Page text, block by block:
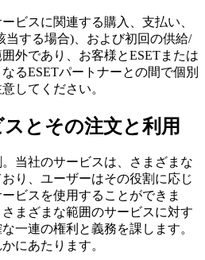
ビスに関連する購入、支払い、
当する場合)、および初回の供給/
外であり、お客様とESETまたは
るESETパートナーとの間で個別
してください。
とその注文と利用
当社のサービスは、さまざまな
り、ユーザーはその役割に応じ
ビスを使用することができま
まざまな範囲のサービスに対す
一連の権利と義務を課します。
にあたります。